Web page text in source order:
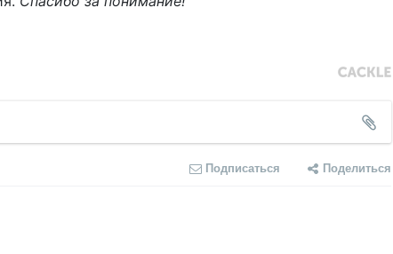
Подписаться Поделиться